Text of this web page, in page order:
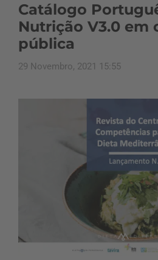
Catálogo
Nutrição V3.0 em
pública
29 Novembro, 2021 15:55